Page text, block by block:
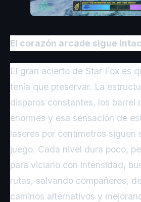
El corazón arcade sigue
El gran acierto de Star Fox es
tenía que preservar. La
disparos constantes, los barrel
enormes y esa sensación de
láseres por centímetros siguen
juego. Cada nivel dura poco,
para viciarlo con intensidad,
rutas, salvando compañeros,
caminos alternativos y